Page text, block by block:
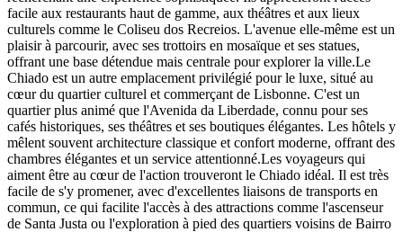
facile aux restaurants haut de gamme, aux théâtres et aux lieux
culturels comme le Coliseu dos Recreios. L'avenue elle-même est un
plaisir à parcourir, avec ses trottoirs en mosaïque et ses statues,
offrant une base détendue mais centrale pour explorer la ville.Le
Chiado est un autre emplacement privilégié pour le luxe, situé au
cœur du quartier culturel et commerçant de Lisbonne. C'est un
quartier plus animé que l'Avenida da Liberdade, connu pour ses
cafés historiques, ses théâtres et ses boutiques élégantes. Les hôtels y
mêlent souvent architecture classique et confort moderne, offrant des
chambres élégantes et un service attentionné.Les voyageurs qui
aiment être au cœur de l'action trouveront le Chiado idéal. Il est très
facile de s'y promener, avec d'excellentes liaisons de transports en
commun, ce qui facilite l'accès à des attractions comme l'ascenseur
de Santa Justa ou l'exploration à pied des quartiers voisins de Bairro